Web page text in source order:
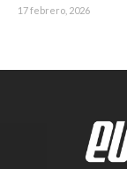
17 febrero, 2026